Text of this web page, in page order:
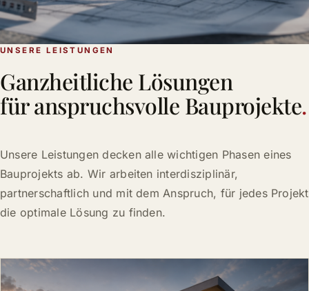
UNSERE LEISTUNGEN
Ganzheitliche Lösungen
für anspruchsvolle Bauprojekte.
Unsere Leistungen decken alle wichtigen Phasen eines
Bauprojekts ab. Wir arbeiten interdisziplinär,
partnerschaftlich und mit dem Anspruch, für jedes Projekt
die optimale Lösung zu finden.